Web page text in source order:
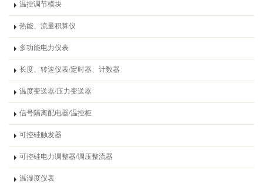
温控调节模块
热能、流量积算仪
多功能电力仪表
长度、转速仪表/定时器、计数器
温度变送器/压力变送器
信号隔离配电器/温控柜
可控硅触发器
可控硅电力调整器/调压整流器
温湿度仪表